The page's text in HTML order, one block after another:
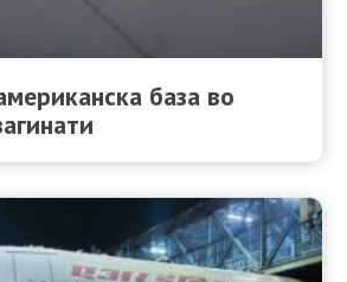
база во